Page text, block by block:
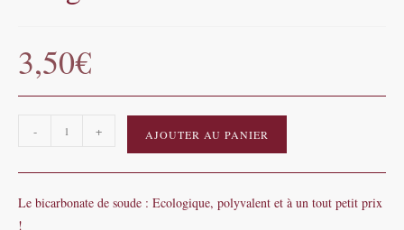
3,50€
Bicarbonate
- + AJOUTER AU PANIER
Le bicarbonate de soude : Ecologique, polyvalent et à un tout petit prix
!